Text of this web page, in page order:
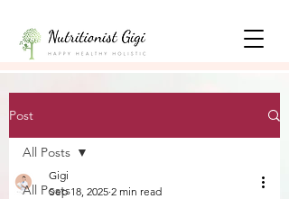
Post
All Posts
All Posts
Gigi
Sep 18, 2025 2 min read